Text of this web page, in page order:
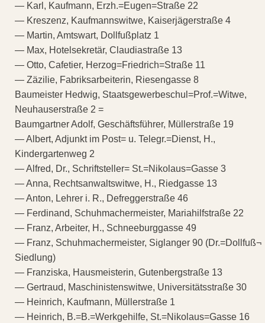
— Karl, Kaufmann, Erzh.=Eugen=Straße 22
— Kreszenz, Kaufmannswitwe, Kaiserjägerstraße 4
— Martin, Amtswart, Dollfußplatz 1
— Max, Hotelsekretär, Claudiastraße 13
— Otto, Cafetier, Herzog=Friedrich=Straße 11
— Zäzilie, Fabriksarbeiterin, Riesengasse 8
Baumeister Hedwig, Staatsgewerbeschul=Prof.=Witwe,
Neuhauserstraße 2 =
Baumgartner Adolf, Geschäftsführer, Müllerstraße 19
— Albert, Adjunkt im Post= u. Telegr.=Dienst, H.,
Kindergartenweg 2
— Alfred, Dr., Schriftsteller= St.=Nikolaus=Gasse 3
— Anna, Rechtsanwaltswitwe, H., Riedgasse 13
— Anton, Lehrer i. R., Defreggerstraße 46
— Ferdinand, Schuhmachermeister, Mariahilfstraße 22
— Franz, Arbeiter, H., Schneeburggasse 49
— Franz, Schuhmachermeister, Siglanger 90 (Dr.=Dollfuß¬
Siedlung)
— Franziska, Hausmeisterin, Gutenbergstraße 13
— Gertraud, Maschinistenswitwe, Universitätsstraße 30
— Heinrich, Kaufmann, Müllerstraße 1
— Heinrich, B.=B.=Werkgehilfe, St.=Nikolaus=Gasse 16